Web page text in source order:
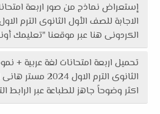
إستعراض نماذج من صور اربعة
الكردونى هنا عبر موقعنا "تعليمك
تحميل اربعة امتحانات لغة عربية +
اكثر وضوحاً جاهز للطباعة عبر الرابط